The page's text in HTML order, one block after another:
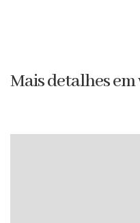
Mais detalhes